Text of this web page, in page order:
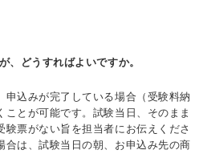
、どうすればよいですか。
込みが完了している場合（受験料納
とが可能です。試験当日、そのまま
票がない旨を担当者にお伝えくださ
合は、試験当日の朝、お申込み先の商